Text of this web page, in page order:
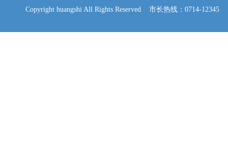
Copyright huangshi All Rights Reserved 市长热线：0714-12345